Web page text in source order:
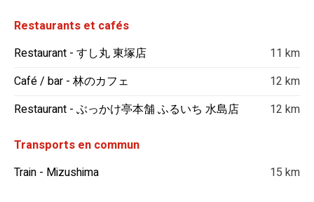
Restaurants et cafés
Restaurant - すし丸 東塚店
11 km
Café / bar - 林のカフェ
12 km
Restaurant - ぶっかけ亭本舗 ふるいち 水島店
12 km
Transports en commun
Train - Mizushima
15 km